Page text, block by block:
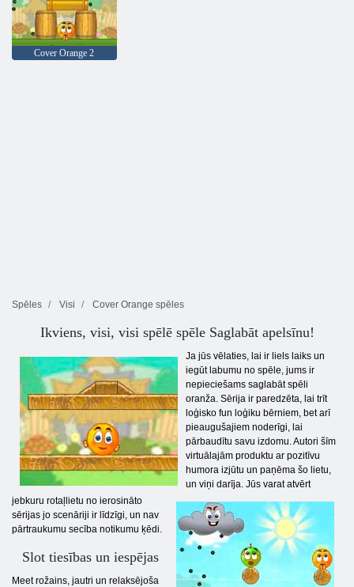
Cover Orange 2
Spēles Visi Cover Orange spēles
Ikviens, visi, visi spēlē spēle Saglabāt apelsīnu!
Ja jūs vēlaties, lai ir liels laiks un
iegūt labumu no spēle, jums ir
nepieciešams saglabāt spēli
oranža. Sērija ir paredzēta, lai trīt
loģisko fun loģiku bērniem, bet arī
pieaugušajiem noderīgi, lai
pārbaudītu savu izdomu. Autori šīm
virtuālajām produktu ar pozitīvu
humora izjūtu un paņēma šo lietu,
un viņi darīja. Jūs varat atvērt
jebkuru rotaļlietu no ierosināto
sērijas jo scenāriji ir līdzīgi, un nav
pārtraukumu secība notikumu ķēdi.
Slot tiesības un iespējas
Meet rožains, jautri un relaksējoša